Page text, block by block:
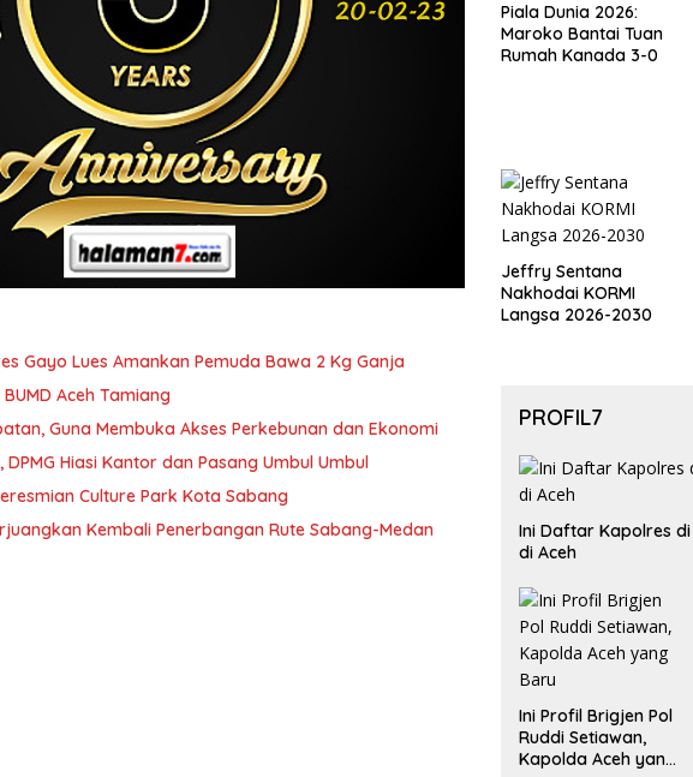
Gayo Lues Amankan Pemuda Bawa 2 Kg Ganja
Aceh Tamiang
Guna Membuka Akses Perkebunan dan Ekonomi
DPMG Hiasi Kantor dan Pasang Umbul Umbul
Culture Park Kota Sabang
Kembali Penerbangan Rute Sabang-Medan
Piala Dunia 2026:
Maroko Bantai Tuan
Rumah Kanada 3-0
Jeffry Sentana
Nakhodai KORMI
Langsa 2026-2030
PROFIL7
Ini Daftar Kapolres
di Aceh
Ini Profil Brigjen Pol
Ruddi Setiawan,
Kapolda Aceh yang